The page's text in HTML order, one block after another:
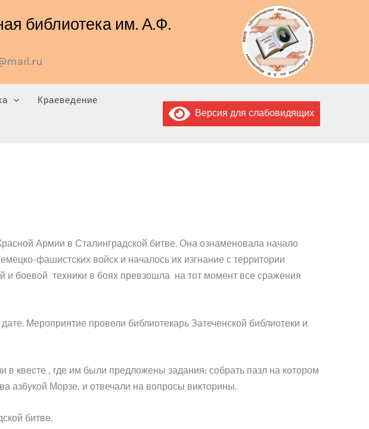
библиотека им. А.Ф.
Краеведение
Версия для слабовидящих
Армии в Сталинградской битве. Она ознаменовала начало
фашистских войск и началось их изгнание с территории
и боевой техники в боях превзошла на тот момент все сражения
Мероприятие провели библиотекарь Затеченской библиотеки и
квесте , где им были предложены задания: собрать пазл на котором
Морзе, и отвечали на вопросы викторины.
битве.